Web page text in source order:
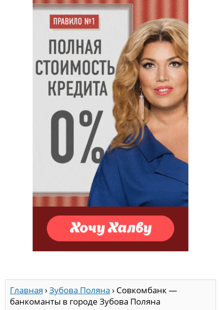
Главная ›Зубова Поляна › Совкомбанк —
банкоманты в городе Зубова Поляна